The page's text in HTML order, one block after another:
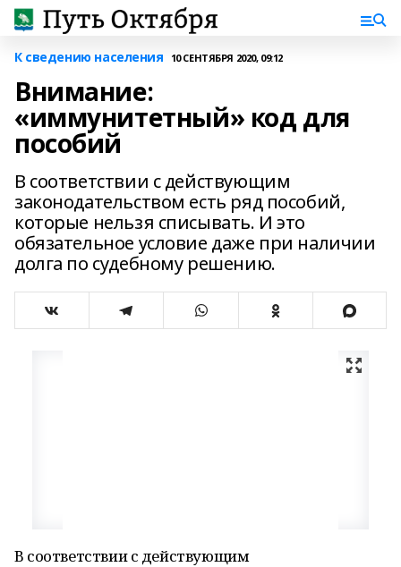
К сведению населения 10 СЕНТЯБРЯ 2020, 09:12
Внимание:
«иммунитетный» код для
пособий
В соответствии с действующим
законодательством есть ряд пособий,
которые нельзя списывать. И это
обязательное условие даже при наличии
долга по судебному решению.
В соответствии с действующим